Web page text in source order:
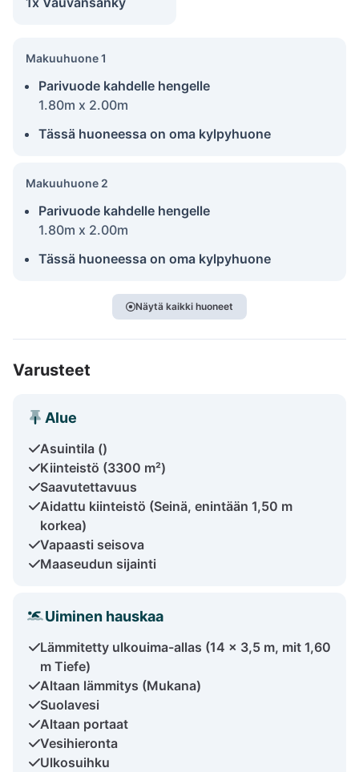
Makuuhuone 1
Parivuode kahdelle hengelle
1.80m x 2.00m
Tässä huoneessa on oma kylpyhuone
Makuuhuone 2
Parivuode kahdelle hengelle
1.80m x 2.00m
Tässä huoneessa on oma kylpyhuone
Näytä kaikki huoneet
Varusteet
Alue
Asuintila ()
Kiinteistö (3300 m²)
Saavutettavuus
Aidattu kiinteistö (Seinä, enintään 1,50 m
korkea)
Vapaasti seisova
Maaseudun sijainti
Uiminen hauskaa
Lämmitetty ulkouima-allas (14 x 3,5 m, mit 1,60
m Tiefe)
Altaan lämmitys (Mukana)
Suolavesi
Altaan portaat
Vesihieronta
Ulkosuihku